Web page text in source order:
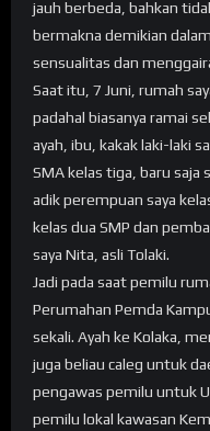
jauh berbeda, bahkan
bermakna demikian
sensualitas dan
Saat itu, 7 Juni, rumah
padahal biasanya ramai
ayah, ibu, kakak laki-laki
SMA kelas tiga, baru saja
adik perempuan saya
kelas dua SMP dan
saya Nita, asli Tolaki.
Jadi pada saat pemilu
Perumahan Pemda
sekali. Ayah ke Kolaka,
juga beliau caleg untuk
pengawas pemilu untuk
pemilu lokal kawasan